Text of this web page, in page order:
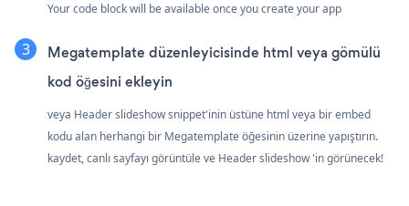
Your code block will be available once you create your app
Megatemplate düzenleyicisinde html veya gömülü
kod öğesini ekleyin
veya Header slideshow snippet'inin üstüne html veya bir embed
kodu alan herhangi bir Megatemplate öğesinin üzerine yapıştırın.
kaydet, canlı sayfayı görüntüle ve Header slideshow 'in görünecek!